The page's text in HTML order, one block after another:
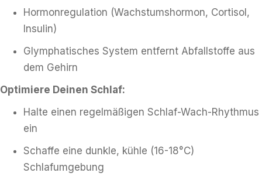
Hormonregulation (Wachstumshormon, Cortisol,
Insulin)
Glymphatisches System entfernt Abfallstoffe aus
dem Gehirn
Optimiere Deinen Schlaf:
Halte einen regelmäßigen Schlaf-Wach-Rhythmus
ein
Schaffe eine dunkle, kühle (16-18°C)
Schlafumgebung